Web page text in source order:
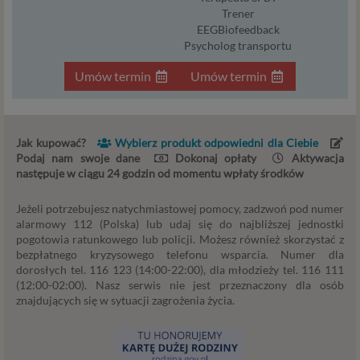
Umów termin
Trener
EEGBiofeedback
Psycholog transportu
Umów termin
Jak kupować?
Wybierz produkt odpowiedni dla Ciebie
Podaj nam swoje dane
Dokonaj opłaty
Aktywacja
następuje w ciągu 24 godzin od momentu wpłaty środków
Jeżeli potrzebujesz natychmiastowej pomocy, zadzwoń pod numer
alarmowy 112 (Polska) lub udaj się do najbliższej jednostki
pogotowia ratunkowego lub policji. Możesz również skorzystać z
bezpłatnego kryzysowego telefonu wsparcia. Numer dla
dorosłych tel. 116 123 (14:00-22:00), dla młodzieży tel. 116 111
(12:00-02:00). Nasz serwis nie jest przeznaczony dla osób
znajdujących się w sytuacji zagrożenia życia.
sprawdzenie, czy do Twojego konta nie loguje się
nieuprawniona osoba), dokonanie pomiarów
statystycznych, ulepszania naszych usług i
dopasowania ich do potrzeb i wygody
użytkowników (np. personalizowanie treści w
usługach) jak również prowadzenie marketingu i
interesujesz się psychologią dziecka i oglądasz
materiały na ten temat w Psychorada.pl to możemy
Ci wyświetlić reklamę na podobny temat).
interesujące Cię oferty reklamowe (np. produktu lub
usługi, których możesz potrzebować) reklamodawcy
i ich przedstawiciele muszą mieć możliwość
przetwarzania Twoich danych. Udzielenie takiej
zgody jest całkowicie dobrowolne, i jeśli nie chcesz,
nie musisz jej udzielać. Dzięki naszemu rozwiązaniu
zmiany zgody w dowolnym momencie.